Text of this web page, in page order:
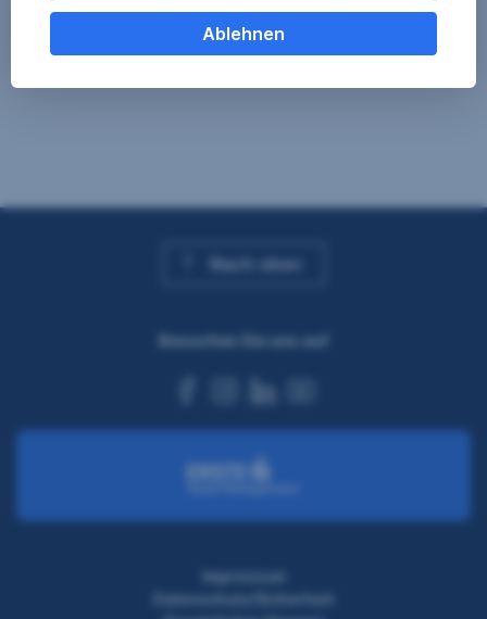
2
Bank of Japan scheint jedoch klar: Weg von der ultralockeren
Geldpolitik der letzten Jahre.
Japan: Rückkehr zur Normalität,
Nach oben
Besuchen Sie uns auf
instagram
linkedin
Impressum
Ablehnen